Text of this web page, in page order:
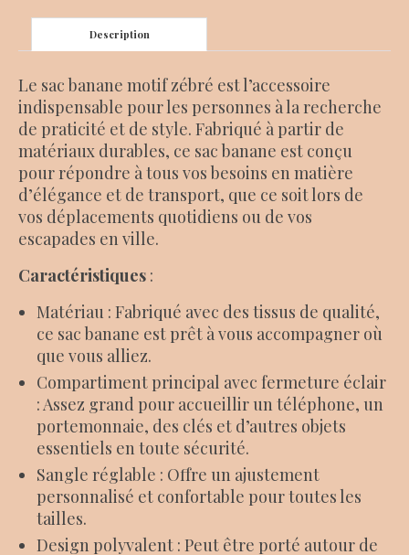
Description
Le sac banane motif zébré est l’accessoire
indispensable pour les personnes à la recherche
de praticité et de style. Fabriqué à partir de
matériaux durables, ce sac banane est conçu
pour répondre à tous vos besoins en matière
d’élégance et de transport, que ce soit lors de
vos déplacements quotidiens ou de vos
escapades en ville.
Caractéristiques :
Matériau : Fabriqué avec des tissus de qualité,
ce sac banane est prêt à vous accompagner où
que vous alliez.
Compartiment principal avec fermeture éclair
: Assez grand pour accueillir un téléphone, un
portemonnaie, des clés et d’autres objets
essentiels en toute sécurité.
Sangle réglable : Offre un ajustement
personnalisé et confortable pour toutes les
tailles.
Design polyvalent : Peut être porté autour de